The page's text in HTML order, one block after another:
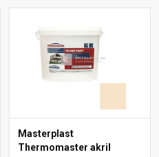
Masterplast
Thermomaster akril